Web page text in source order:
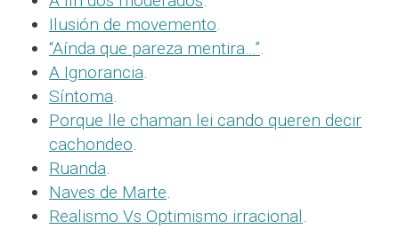
Ilusión de movemento.
“Aínda que pareza mentira…”.
A Ignorancia.
Síntoma.
Porque lle chaman lei cando queren decir
cachondeo.
Ruanda.
Naves de Marte.
Realismo Vs Optimismo irracional.